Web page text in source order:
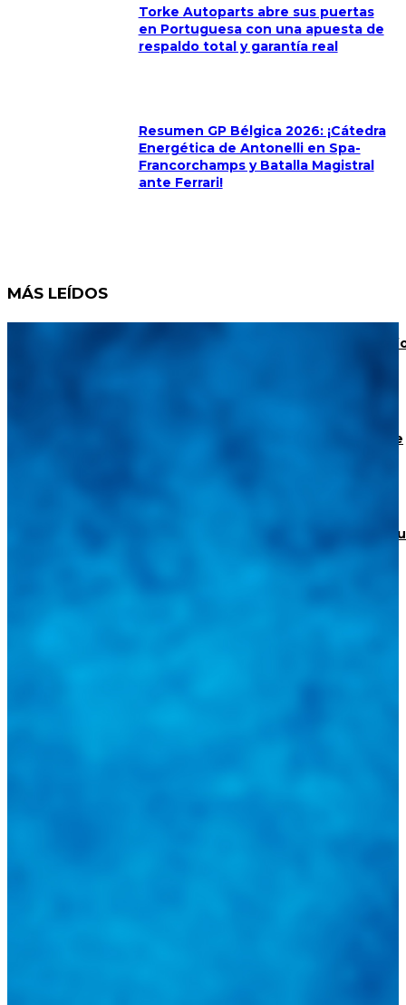
Torke Autoparts abre sus puertas
en Portuguesa con una apuesta de
respaldo total y garantía real
Resumen GP Bélgica 2026: ¡Cátedra
Energética de Antonelli en Spa-
Francorchamps y Batalla Magistral
ante Ferrari!
MÁS LEÍDOS
JAC Escalante Aterriza en La Grita: Potencia 4×4,
BMW confirma un plan de recorte de 8.000 puestos de
Torke Autoparts abre sus puertas en Portuguesa con